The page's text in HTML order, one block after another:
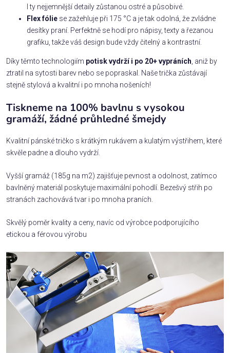
I ty nejjemnější detaily zůstanou ostré a působivé.
Flex fólie se zažehluje při 175 °C a je tak odolná, že zvládne
desítky praní. Perfektně se hodí pro nápisy, texty a řezanou
grafiku, takže váš design bude vždy čitelný a kontrastní.
Díky těmto technologiím potisk vydrží i po 20+ vypráních, aniž by
ztratil na sytosti barev nebo se popraskal. Naše trička zůstávají
stejně stylová a kvalitní i po mnoha nošeních!
Tiskneme na 100% bavlnu s vysokou
gramáží, žádné průhledné šmejdy
Kvalitní pánské tričko s krátkým rukávem a kulatým výstřihem, které
skvěle padne a dlouho vydrží.
Vyšší gramáž (185g na m2) zajišťuje pevnost a odolnost, zatímco
bavlněný materiál poskytuje maximální pohodlí. Bezešvý střih po
stranách zachovává tvar i po mnoha praních.
Skvělý poměr kvality a ceny, navíc od výrobce podporujícího
etickou a férovou výrobu